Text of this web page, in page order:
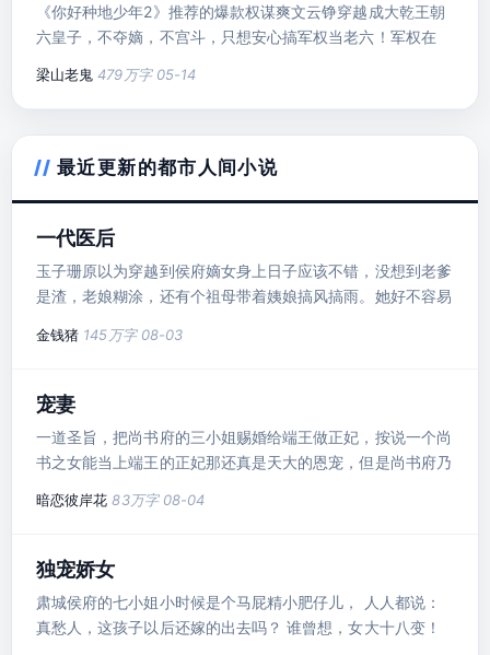
《你好种地少年2》推荐的爆款权谋爽文云铮穿越成大乾王朝
六皇子，不夺嫡，不宫斗，只想安心搞军权当老六！军权在
皇十万兵马收拾他们！太子：老弟，有话好好说，别带着兵马
回来吓你哥啊！大臣：六殿下，你觉得微臣那小女儿怎么样？
梁山老鬼 479万字 05-14
最近更新的都市人间小说
一代医后
玉子珊原以为穿越到侯府嫡女身上日子应该不错，没想到老爹
是渣，老娘糊涂，还有个祖母带着姨娘搞风搞雨。她好不容易
嫁给了三皇子。皇子就皇子吧，反正也是个不受宠的废人，做
子.............。
金钱猪 145万字 08-03
宠妻
一道圣旨，把尚书府的三小姐赐婚给端王做正妃，按说一个尚
书之女能当上端王的正妃那还真是天大的恩宠，但是尚书府乃
他，传闻端王凶狠残暴，夜能止小儿啼哭，这还不算，更惨的
妃人选。 这还不是最糟糕的，关键是现在端王已经躺在床上
琪觉得自己一定是世上
暗恋彼岸花 83万字 08-04
独宠娇女
肃城侯府的七小姐小时候是个马屁精小肥仔儿， 人人都说：
真愁人，这孩子以后还嫁的出去吗？ 谁曾想，女大十八变！